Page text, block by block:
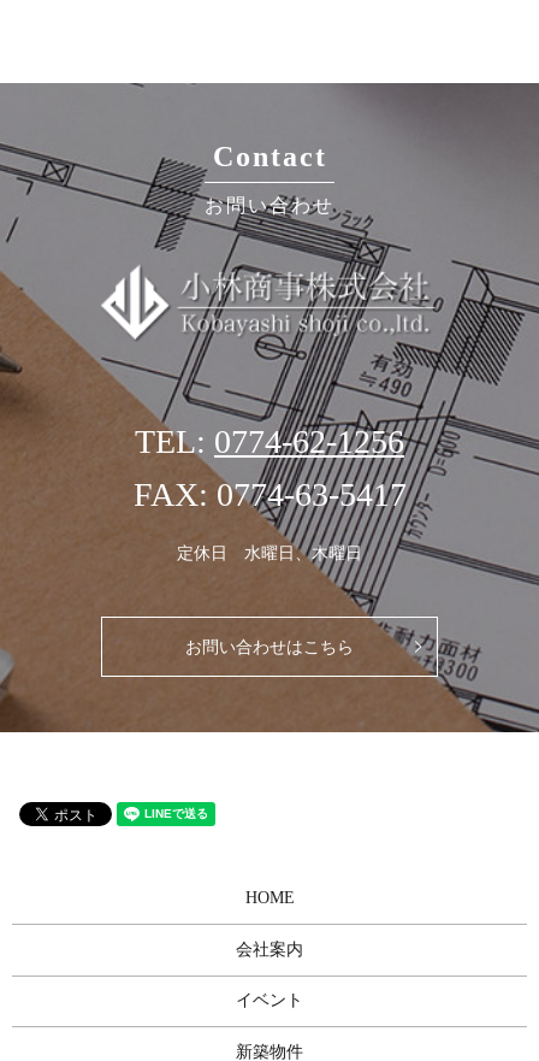
Contact
お問い合わせ
TEL: 0774-62-1256
FAX: 0774-63-5417
定休日 水曜日、木曜日
お問い合わせはこちら
HOME
会社案内
イベント
新築物件